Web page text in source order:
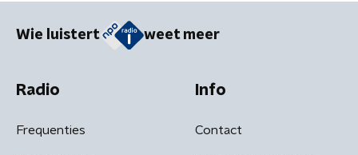
Wie luistert weet meer
Radio
Frequenties
Info
Contact